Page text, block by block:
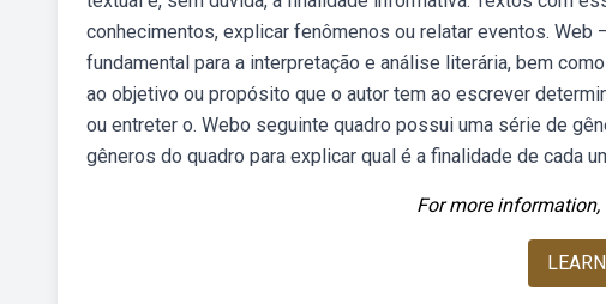
conhecimentos, explicar fenômenos ou relatar eventos.
fundamental para a interpretação e análise literária, bem
ao objetivo ou propósito que o autor tem ao escrever
ou entreter o. Webo seguinte quadro possui uma série de
gêneros do quadro para explicar qual é a finalidade de cada
For more